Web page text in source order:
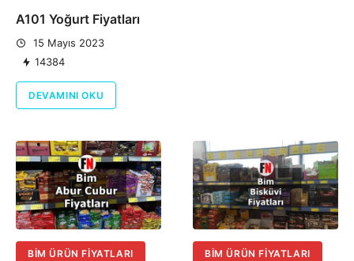
A101 Yoğurt Fiyatları
15 Mayıs 2023
14384
DEVAMINI OKU
BIM ÜRÜN FIYATLARI BIM ÜRÜN FIYATLARI